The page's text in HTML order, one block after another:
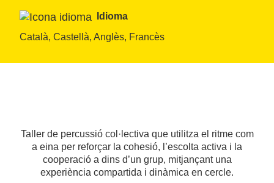
Idioma
Català, Castellà, Anglès, Francès
Taller de percussió col·lectiva que utilitza el ritme com
a eina per reforçar la cohesió, l’escolta activa i la
cooperació a dins d’un grup, mitjançant una
experiència compartida i dinàmica en cercle.